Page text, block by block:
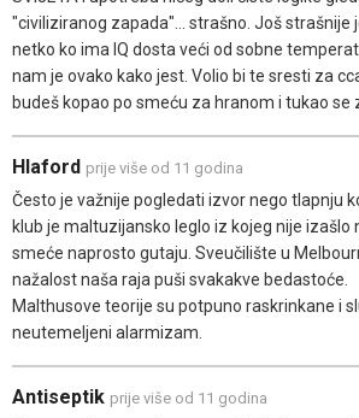
"civiliziranog zapada"... strašno. Još strašnije
netko ko ima IQ dosta veći od sobne
nam je ovako kako jest. Volio bi te sresti za
budeš kopao po smeću za hranom i tukao se
Hlaford prije više od 11 godina
Često je važnije pogledati izvor nego tlapnju
klub je maltuzijansko leglo iz kojeg nije izašlo
smeće naprosto gutaju. Sveučilište u
nažalost naša raja puši svakakve bedastoće.
Malthusove teorije su potpuno raskrinkane i
neutemeljeni alarmizam.
Antiseptik prije više od 11 godina